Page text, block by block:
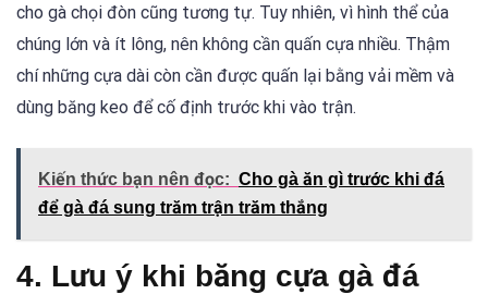
cho gà chọi đòn cũng tương tự. Tuy nhiên, vì hình thể của
chúng lớn và ít lông, nên không cần quấn cựa nhiều. Thậm
chí những cựa dài còn cần được quấn lại bằng vải mềm và
dùng băng keo để cố định trước khi vào trận.
Kiến thức bạn nên đọc: Cho gà ăn gì trước khi đá
để gà đá sung trăm trận trăm thắng
4. Lưu ý khi băng cựa gà đá